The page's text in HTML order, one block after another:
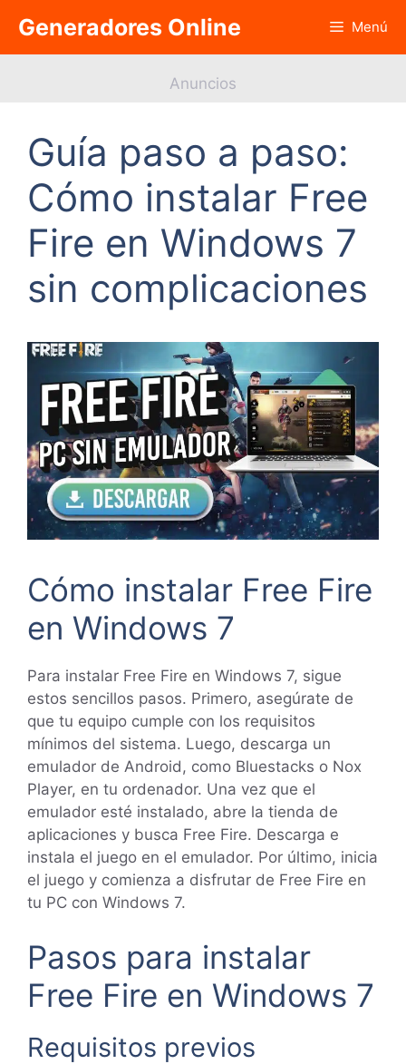
contenido
Generadores Online Menú
Anuncios
Guía paso a paso:
Cómo instalar Free
Fire en Windows 7
sin complicaciones
Cómo instalar Free Fire
en Windows 7
Para instalar Free Fire en Windows 7, sigue
estos sencillos pasos. Primero, asegúrate de
que tu equipo cumple con los requisitos
mínimos del sistema. Luego, descarga un
emulador de Android, como Bluestacks o Nox
Player, en tu ordenador. Una vez que el
emulador esté instalado, abre la tienda de
aplicaciones y busca Free Fire. Descarga e
instala el juego en el emulador. Por último, inicia
el juego y comienza a disfrutar de Free Fire en
tu PC con Windows 7.
Pasos para instalar
Free Fire en Windows 7
Requisitos previos